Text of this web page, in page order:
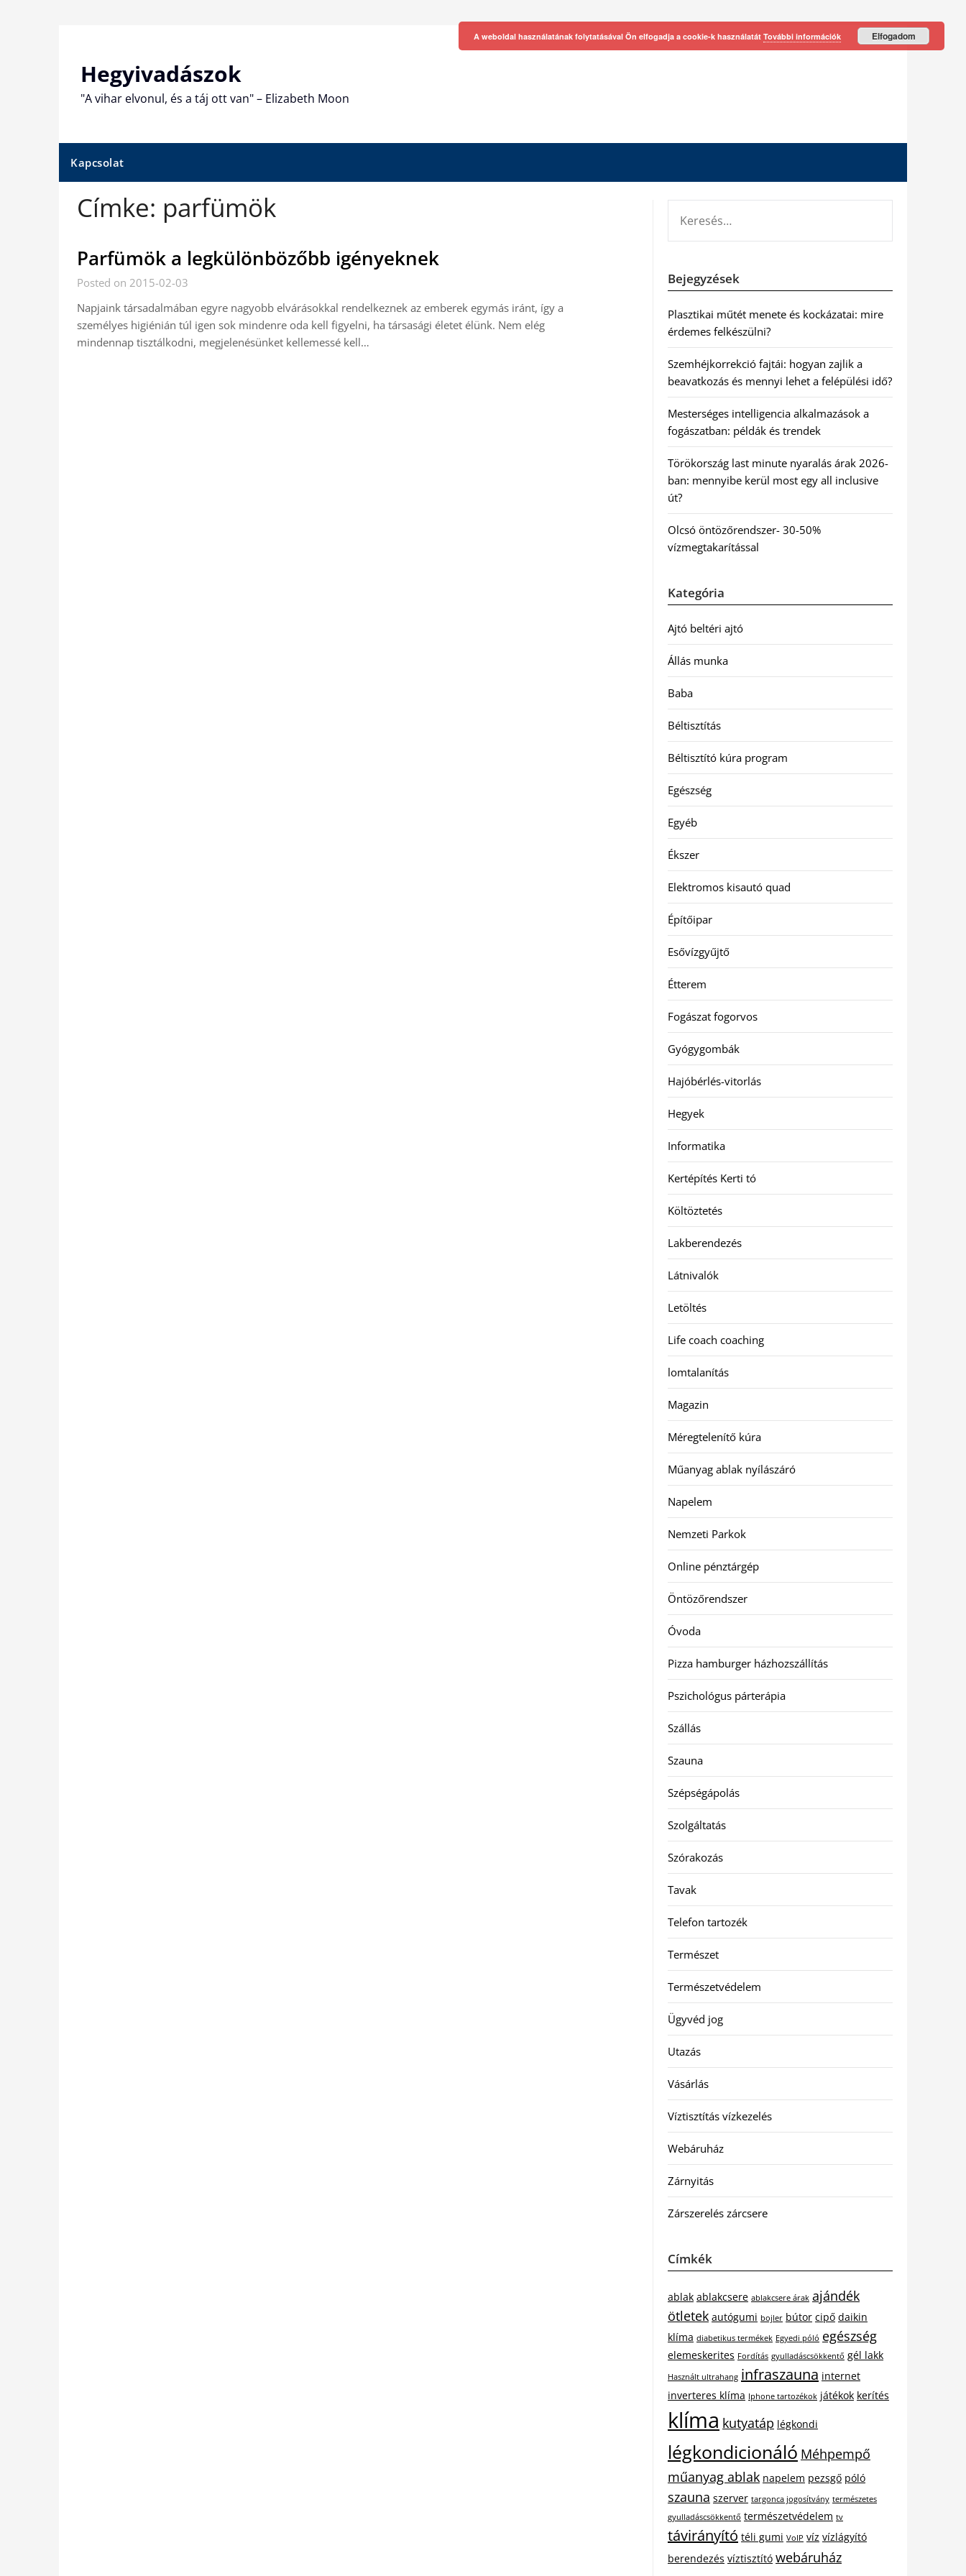
Hegyivadászok
"A vihar elvonul, és a táj ott van" – Elizabeth Moon
Kapcsolat
Címke: parfümök
Parfümök a legkülönbözőbb igényeknek
Posted on 2015-02-03
Napjaink társadalmában egyre nagyobb elvárásokkal rendelkeznek az emberek egymás iránt, így a
személyes higiénián túl igen sok mindenre oda kell figyelni, ha társasági életet élünk. Nem elég
mindennap tisztálkodni, megjelenésünket kellemessé kell…
Bejegyzések
Plasztikai műtét menete és kockázatai: mire
érdemes felkészülni?
Szemhéjkorrekció fajtái: hogyan zajlik a
beavatkozás és mennyi lehet a felépülési idő?
Mesterséges intelligencia alkalmazások a
fogászatban: példák és trendek
Törökország last minute nyaralás árak 2026-
ban: mennyibe kerül most egy all inclusive
út?
Olcsó öntözőrendszer- 30-50%
vízmegtakarítással
Kategória
Ajtó beltéri ajtó
Állás munka
Baba
Béltisztítás
Béltisztító kúra program
Egészség
Egyéb
Ékszer
Elektromos kisautó quad
Építőipar
Esővízgyűjtő
Étterem
Fogászat fogorvos
Gyógygombák
Hajóbérlés-vitorlás
Hegyek
Informatika
Kertépítés Kerti tó
Költöztetés
Lakberendezés
Látnivalók
Letöltés
Life coach coaching
lomtalanítás
Magazin
Méregtelenítő kúra
Műanyag ablak nyílászáró
Napelem
Nemzeti Parkok
Online pénztárgép
Öntözőrendszer
Óvoda
Pizza hamburger házhozszállítás
Pszichológus párterápia
Szállás
Szauna
Szépségápolás
Szolgáltatás
Szórakozás
Tavak
Telefon tartozék
Természet
Természetvédelem
Ügyvéd jog
Utazás
Vásárlás
Víztisztítás vízkezelés
Webáruház
Zárnyitás
Zárszerelés zárcsere
Címkék
ablak ablakcsere ablakcsere árak ajándék
ötletek autógumi bojler bútor cipő daikin
klíma diabetikus termékek Egyedi póló egészség
elemeskerites Fordítás gyulladáscsökkentő gél lakk
Használt ultrahang infraszauna internet
inverteres klíma Iphone tartozékok játékok kerítés
klíma kutyatáp légkondi
légkondicionáló Méhpempő
műanyag ablak napelem pezsgő póló
szauna szerver targonca jogosítvány természetes
gyulladáscsökkentő természetvédelem tv
távirányító téli gumi VoIP víz vízlágyító
berendezés víztisztító webáruház
A weboldal használatának folytatásával Ön elfogadja a cookie-k használatát További információk Elfogadom